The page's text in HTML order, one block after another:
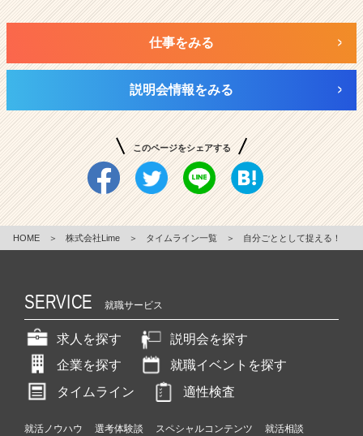
仕事をみる
説明会情報をみる
このページをシェアする
HOME ＞ 株式会社Lime ＞ タイムライン一覧 ＞ 自分ごととして捉える！
SERVICE 就職サービス
求人を探す
説明会を探す
企業を探す
就職イベントを探す
タイムライン
適性検査
就活ノウハウ 選考体験談 スペシャルコンテンツ
就活相談